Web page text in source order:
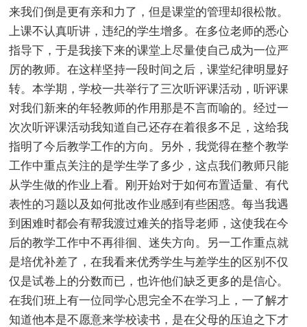
来我们倒是更有亲和力了，但是课堂的管理却很松散。
上课不认真听讲，违纪的学生增多。在多位老师的悉心
指导下，于是我接下来的课堂上尽量使自己成为一位严
厉的教师。在这样坚持一段时间之后，课堂纪律明显好
转。本学期，学校一共举行了三次听评课活动，听评课
对我们新来的年轻教师的作用那是不言而喻的。经过一
次次听评课活动我知道自己还存在着很多不足，这给我
指明了今后教学工作的方向。另外，我觉得在整个教学
工作中重点关注的是学生学了多少，这点我们教师只能
从学生做的作业上看。刚开始对于如何布置适量、有代
表性的习题以及如何批改作业感到有些困惑。每当我遇
到困难时都会有帮我渡过难关的指导老师，这使我在今
后的教学工作中不再徘徊、迷失方向。另一工作重点就
是培优补差了，在我看来优秀学生与差学生的区别不仅
仅是试卷上的分数而已，也许他们缺乏更多的是信心。
在我们班上有一位同学心思完全不在学习上，一了解才
知道他本是不愿意来学校读书，是在父母的压迫之下才